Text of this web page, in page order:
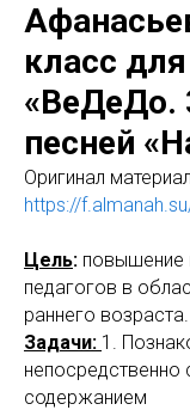
класс
«ВеДеДо.
песней
Оригинaл
https://
Цель: повышение
педагогов в
раннего возраста.
Задачи: 1.
содержанием